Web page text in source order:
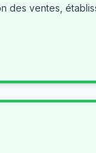
des ventes,